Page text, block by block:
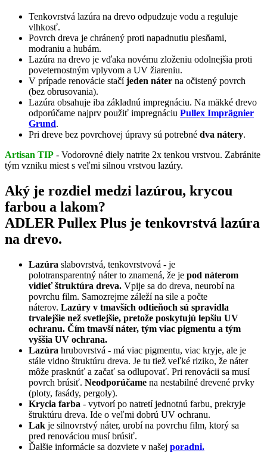
Tenkovrstvá lazúra na drevo odpudzuje vodu a reguluje
vlhkosť.
Povrch dreva je chránený proti napadnutiu plesňami,
modraniu a hubám.
Lazúra na drevo je vďaka novému zloženiu odolnejšia proti
poveternostným vplyvom a UV žiareniu.
V prípade renovácie stačíjeden náter na očistený povrch
(bez obrusovania).
Lazúra obsahuje iba základnú impregnáciu. Na mäkké drevo
odporúčame najprv použiť impregnáciu Pullex Imprägnier
Grund.
Pri dreve bez povrchovej úpravy sú potrebné dva nátery.
Artisan TIP - Vodorovné diely natrite 2x tenkou vrstvou. Zabránite
tým vzniku miest s veľmi silnou vrstvou lazúry.
Aký je rozdiel medzi lazúrou, krycou
farbou a lakom?
ADLER Pullex Plus je tenkovrstvá lazúra
na drevo.
Lazúra slabovrstvá, tenkovrstvová - je
polotransparentný náter to znamená, že je pod náterom
vidieť štruktúra dreva. Vpije sa do dreva, neurobí na
povrchu film. Samozrejme záleží na sile a počte
náterov. Lazúry v tmavších odtieňoch sú spravidla
trvalejšie než svetlejšie, pretože poskytujú lepšiu UV
ochranu. Čím tmavší náter, tým viac pigmentu a tým
vyššia UV ochrana.
Lazúra hrubovrstvá - má viac pigmentu, viac kryje, ale je
stále vidno štruktúru dreva. Je tu tiež veľké riziko, že náter
môže prasknúť a začať sa odlupovať. Pri renovácii sa musí
povrch brúsiť. Neodporúčame na nestabilné drevené prvky
(ploty, fasády, pergoly).
Krycia farba - vytvorí po natretí jednotnú farbu, prekryje
štruktúru dreva. Ide o veľmi dobrú UV ochranu.
Lak je silnovrstvý náter, urobí na povrchu film, ktorý sa
pred renováciou musí brúsiť.
Ďalšie informácie sa dozviete v našej poradni.